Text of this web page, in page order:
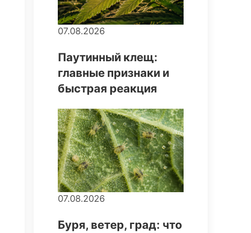
07.08.2026
Паутинный клещ:
главные признаки и
быстрая реакция
07.08.2026
Буря, ветер, град: что